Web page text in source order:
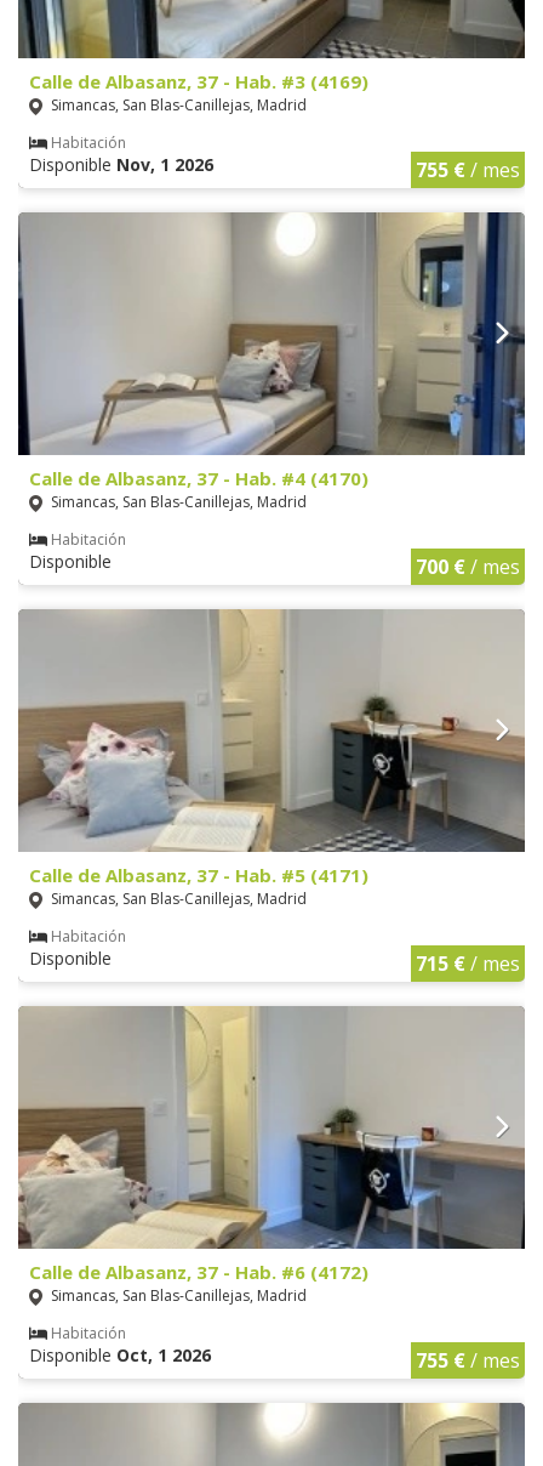
Calle de Albasanz, 37 - Hab. #3 (4169)
Simancas, San Blas-Canillejas, Madrid
Habitación
Disponible Nov, 1 2026 755 €/ mes
Calle de Albasanz, 37 - Hab. #4 (4170)
Simancas, San Blas-Canillejas, Madrid
Habitación
Disponible 700 €/ mes
Calle de Albasanz, 37 - Hab. #5 (4171)
Simancas, San Blas-Canillejas, Madrid
Habitación
Disponible 715 €/ mes
Calle de Albasanz, 37 - Hab. #6 (4172)
Simancas, San Blas-Canillejas, Madrid
Habitación
Disponible Oct, 1 2026 755 €/ mes